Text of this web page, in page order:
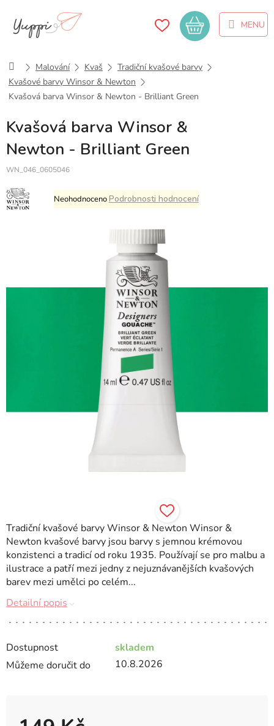
obsah
Nákupní
košík
DomůMalování Kvaš
Tradiční kvašové barvy
Kvašové barvy Winsor & Newton
Kvašová barva Winsor & Newton - Brilliant Green
Kvašová barva Winsor &
Newton - Brilliant Green
WN_046_0605046
Průměrné
hodnocení
NeohodnocenoPodrobnosti hodnocení
Dostupnost
skladem
Můžeme doručit do
10.8.2026
Tradiční kvašové barvy Winsor & Newton Winsor &
Newton kvašové barvy jsou barvy s jemnou krémovou
konzistenci a tradicí od roku 1935. Používají se pro malbu a
ilustrace a patří mezi jedny z nejuznávanějších kvašových
barev mezi umělci po celém...
Detailní popis